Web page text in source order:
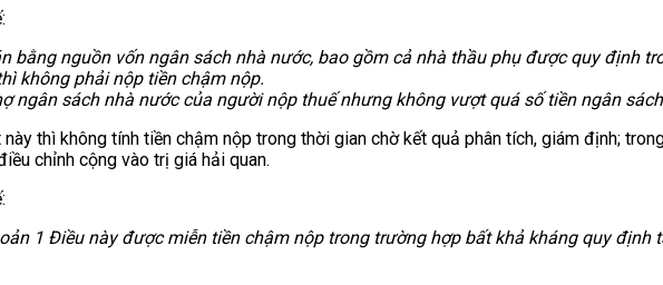
bằng nguồn vốn ngân sách nhà nước, bao gồm cả nhà thầu phụ được quy định
không phải nộp tiền chậm nộp.
ngân sách nhà nước của người nộp thuế nhưng không vượt quá số tiền ngân
thì không tính tiền chậm nộp trong thời gian chờ kết quả phân tích, giám định;
chỉnh cộng vào trị giá hải quan.
1 Điều nàyđược miễn tiền chậm nộp trong trường hợp bất khả khángquy định